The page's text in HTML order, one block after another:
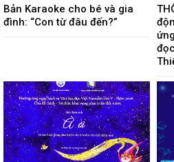
Bản Karaoke cho bé và gia
đình: “Con từ đâu đến?”